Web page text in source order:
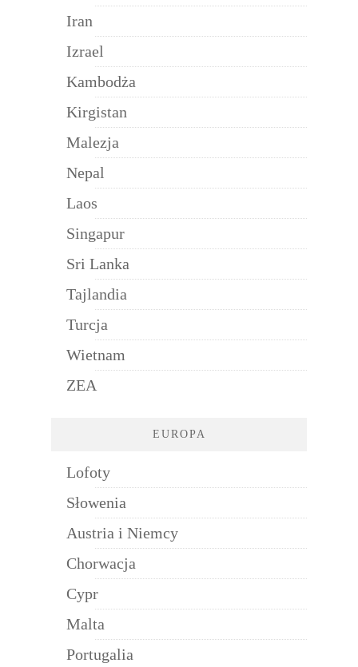
Iran
Izrael
Kambodża
Kirgistan
Malezja
Nepal
Laos
Singapur
Sri Lanka
Tajlandia
Turcja
Wietnam
ZEA
EUROPA
Lofoty
Słowenia
Austria i Niemcy
Chorwacja
Cypr
Malta
Portugalia